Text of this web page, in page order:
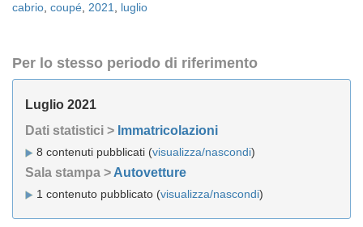
cabrio coupé 2021 luglio
Per lo stesso periodo di riferimento
Luglio 2021
Dati statistici > Immatricolazioni
8 contenuti pubblicati (visualizza/nascondi)
Sala stampa > Autovetture
1 contenuto pubblicato (visualizza/nascondi)